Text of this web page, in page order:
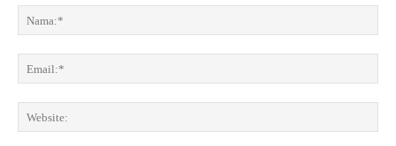
m
e
t
a
a
m
:
*
m
a
le